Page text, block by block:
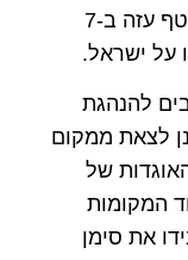
מוחמד דף לטבח הנורא בישובי עוטף עזה ב-7
על ישראל.
להנהגת
לצאת ממקום
של
המקומות
את סימן